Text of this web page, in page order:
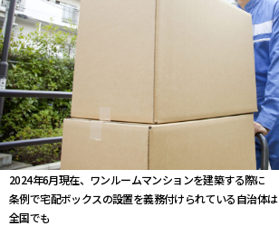
2024年6月現在、ワンルームマンションを建築する際に
条例で宅配ボックスの設置を義務付けられている自治体は
全国でも